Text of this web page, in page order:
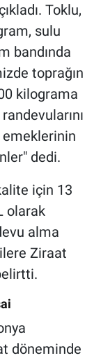
Toklu,
sulu
bandında
toprağın
kilograma
emeklerinin
dedi.
için 13
olarak
alma
Ziraat
döneminde